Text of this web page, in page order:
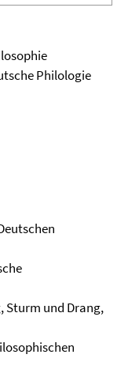
Philologie
Sturm und Drang,